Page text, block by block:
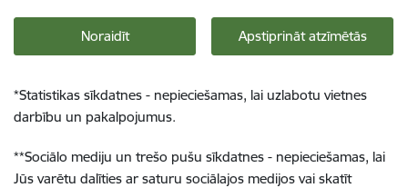
Noraidīt Apstiprināt atzīmētās
*Statistikas sīkdatnes - nepieciešamas, lai uzlabotu vietnes
darbību un pakalpojumus.
**Sociālo mediju un trešo pušu sīkdatnes - nepieciešamas, lai
Jūs varētu dalīties ar saturu sociālajos medijos vai skatīt